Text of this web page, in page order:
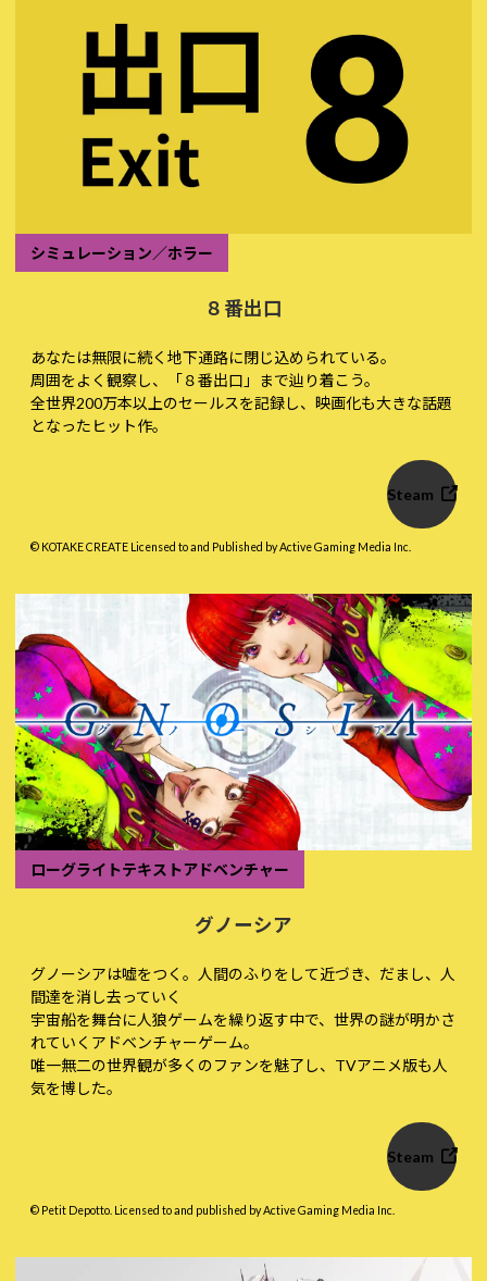
シミュレーション／ホラー
８番出口
あなたは無限に続く地下通路に閉じ込められている。
周囲をよく観察し、「８番出口」まで辿り着こう。
全世界200万本以上のセールスを記録し、映画化も大きな話題
となったヒット作。
Steam
© KOTAKE CREATE Licensed to and Published by Active Gaming Media Inc.
ローグライトテキストアドベンチャー
グノーシア
グノーシアは嘘をつく。人間のふりをして近づき、だまし、人
間達を消し去っていく――
宇宙船を舞台に人狼ゲームを繰り返す中で、世界の謎が明かさ
れていくアドベンチャーゲーム。
唯一無二の世界観が多くのファンを魅了し、TVアニメ版も人
気を博した。
Steam
© Petit Depotto. Licensed to and published by Active Gaming Media Inc.